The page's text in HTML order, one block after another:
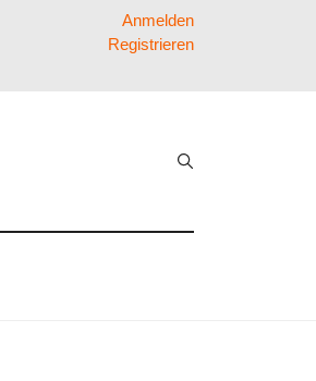
Anmelden
Registrieren